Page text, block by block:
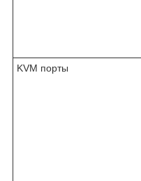
KVM порты